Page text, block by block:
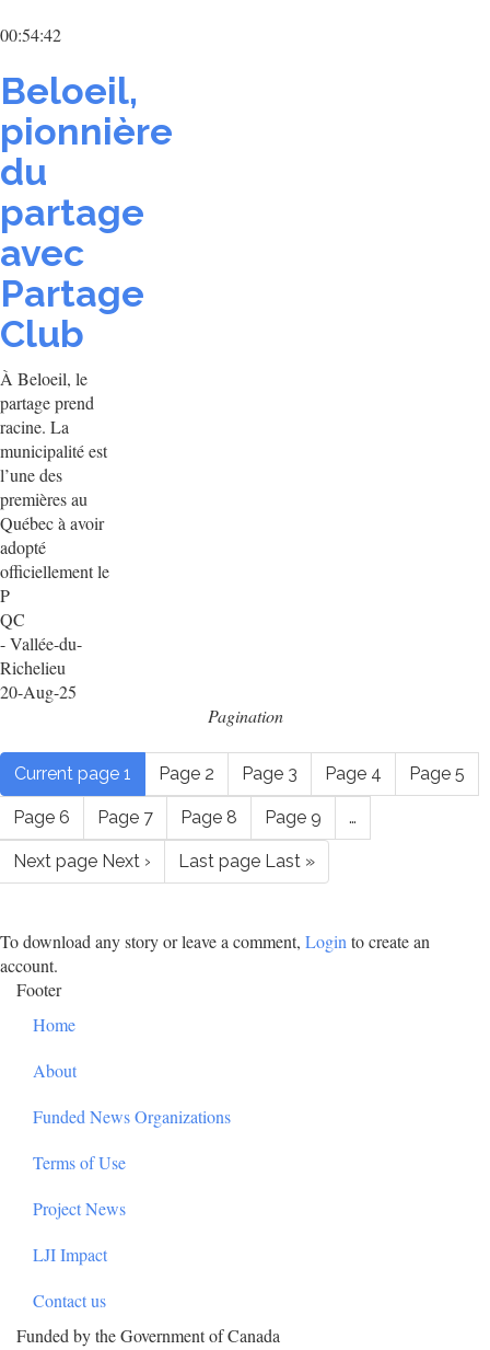
00:54:42
Beloeil,
pionnière
du
partage
avec
Partage
Club
À Beloeil, le
partage prend
racine. La
municipalité est
l’une des
premières au
Québec à avoir
adopté
officiellement le
P
QC
- Vallée-du-
Richelieu
20-Aug-25
Pagination
Current page 1 Page 2 Page 3 Page 4 Page 5
Page 6 Page 7 Page 8 Page 9 …
Next page Next › Last page Last »
To download any story or leave a comment, Loginto create an
account.
Footer
Home
About
Funded News Organizations
Terms of Use
Project News
LJI Impact
Contact us
Funded by the Government of Canada